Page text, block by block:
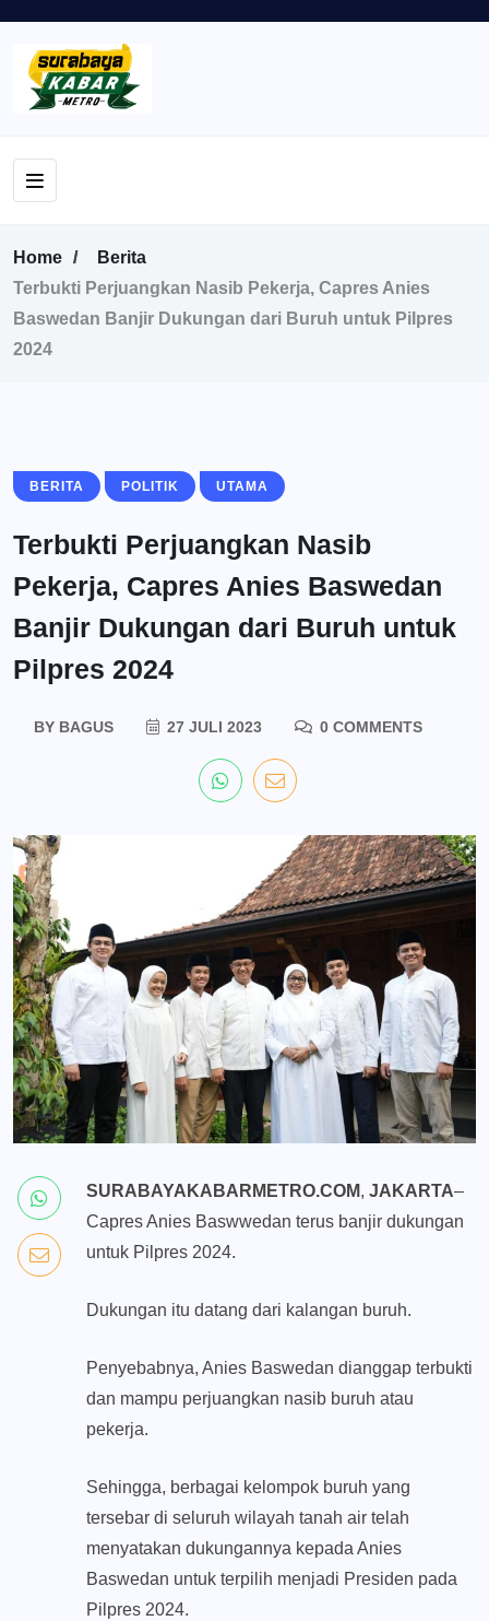
Home
Berita
Terbukti Perjuangkan Nasib Pekerja, Capres Anies
Baswedan Banjir Dukungan dari Buruh untuk Pilpres
2024
BERITA POLITIK UTAMA
Terbukti Perjuangkan Nasib
Pekerja, Capres Anies Baswedan
Banjir Dukungan dari Buruh untuk
Pilpres 2024
BY BAGUS 27 JULI 2023 0 COMMENTS
SURABAYAKABARMETRO.COM, JAKARTA–
Capres Anies Baswwedan terus banjir dukungan
untuk Pilpres 2024.
Dukungan itu datang dari kalangan buruh.
Penyebabnya, Anies Baswedan dianggap terbukti
dan mampu perjuangkan nasib buruh atau
pekerja.
Sehingga, berbagai kelompok buruh yang
tersebar di seluruh wilayah tanah air telah
menyatakan dukungannya kepada Anies
Baswedan untuk terpilih menjadi Presiden pada
Pilpres 2024.